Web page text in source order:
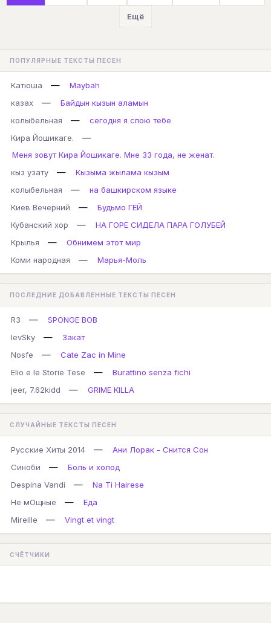
Ещё
ПОПУЛЯРНЫЕ ТЕКСТЫ ПЕСЕН
Катюша —
Maybah
казах
—
Байдын кызын аламын
колыбельная
—
сегодня я спою тебе
Кира Йошикаге.
—
Меня зовут Кира Йошикаге. Мне 33 года, не женат.
кыз узату
—
Кызыма жылама кызым
колыбельная
—
на башкирском языке
Киев Вечерний
—
Будьмо ГЕЙ
Кубанский хор
—
НА ГОРЕ СИДЕЛА ПАРА ГОЛУБЕЙ
Крылья
—
Обнимем этот мир
Коми народная
— Марья-Моль
ПОСЛЕДНИЕ ДОБАВЛЕННЫЕ ТЕКСТЫ ПЕСЕН
R3 —
SPONGE BOB
IevSky
—
Закат
Nosfe
—
Cate Zac in Mine
Elio e le Storie Tese
—
Burattino senza fichi
jeer, 7.62kidd
— GRIME KILLA
СЛУЧАЙНЫЕ ТЕКСТЫ ПЕСЕН
Русские Хиты 2014 —
Ани Лорак - Снится Сон
Синоби
—
Боль и холод
Despina Vandi
—
Na Ti Hairese
Не мОщные
—
Еда
Mireille
— Vingt et vingt
СЧЁТЧИКИ